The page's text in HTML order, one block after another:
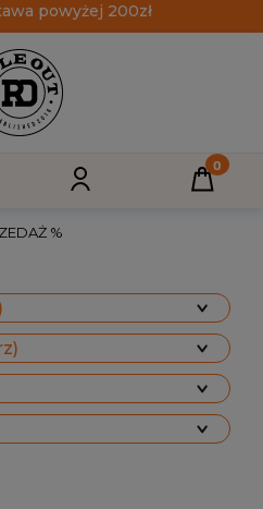
powyżej 200zł
%